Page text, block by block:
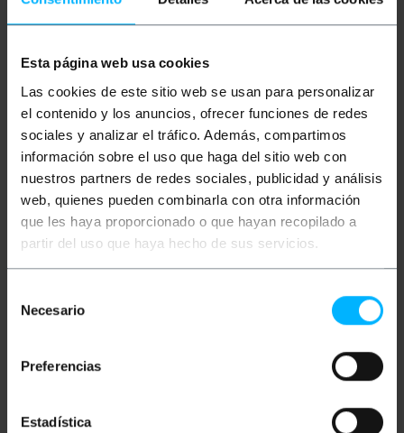
Esta página web usa cookies
Las cookies de este sitio web se usan para personalizar
el contenido y los anuncios, ofrecer funciones de redes
sociales y analizar el tráfico. Además, compartimos
información sobre el uso que haga del sitio web con
nuestros partners de redes sociales, publicidad y análisis
web, quienes pueden combinarla con otra información
que les haya proporcionado o que hayan recopilado a
partir del uso que haya hecho de sus servicios.
Necesario
Preferencias
Estadística
Mehr Info
Beschreibung
3 m langes RJ45-Ethernet-Netzwerkkabel der
Kategorie 8.1 S/FTP (Cat.8.1) in Weiß, das eine
ultraschnelle Datenübertragung ermöglicht. Speziell
für professionelle Installationen konzipiert, bei
denen extreme Leistung erforderlich ist, wie etwa
Rechenzentren, Industrieumgebungen oder
Netzwerkverbindungen mit hohen Anforderungen.
Dieses Kabel besteht aus hochwertigen
Kupferleitern (CU), einer halogenfreien Ummantelung
(LSZH) und einzeln geschirmten verdrillten
hervorragenden Schutz gegen elektromagnetische
Störungen. Unterstützt Geschwindigkeiten von bis
zu 40 Gbit/s mit einer Bandbreite von bis zu 2000
RJ45-Anschlüssen, wie Switches, Routern, Servern,
IP-Kameras und mehr.
Kategorie 8.1 S/FTP (Kat. 8.1) RJ45-Ethernet-